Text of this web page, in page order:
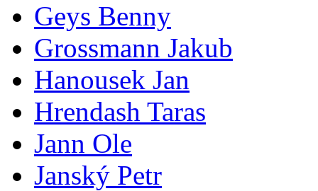
Geys Benny
Grossmann Jakub
Hanousek Jan
Hrendash Taras
Jann Ole
Janský Petr